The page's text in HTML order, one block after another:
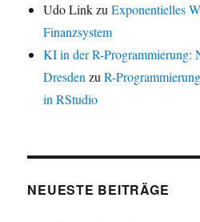
Udo LinkzuExponentielles
Finanzsystem
KI in der R-Programmierung:
Dresden zuR-
in RStudio
NEUESTE BEITRÄGE